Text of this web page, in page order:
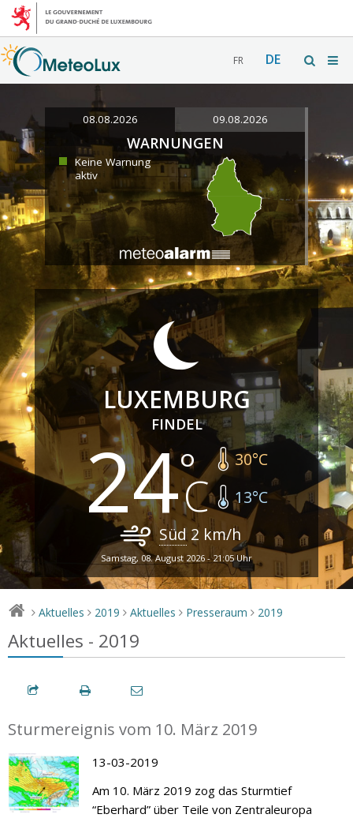
FR DE
08.08.2026 09.08.2026
WARNUNGEN
Keine Warnung
aktiv
LUXEMBURG
FINDEL
24 30°C
13°C
Süd 2 km/h
Samstag, 08. August 2026 - 21:05 Uhr
> Aktuelles > 2019 > Aktuelles > Presseraum > 2019
Aktuelles - 2019
Sturmereignis vom 10. März 2019
13-03-2019
Am 10. März 2019 zog das Sturmtief
“Eberhard” über Teile von Zentraleuropa